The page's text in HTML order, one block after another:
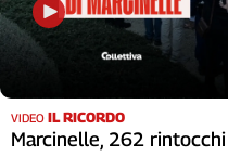
Social
VIDEO IL RICORDO
Marcinelle, 262 rintocchi